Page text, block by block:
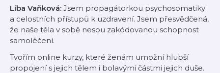
Líba Vaňková: Jsem propagátorkou psychosomatiky
a celostních přístupů k uzdravení. Jsem přesvědčená,
že naše těla v sobě nesou zakódovanou schopnost
samoléčení.
Tvořím online kurzy, které ženám umožní hlubší
propojení s jejich tělem i bolavými částmi jejich duše.